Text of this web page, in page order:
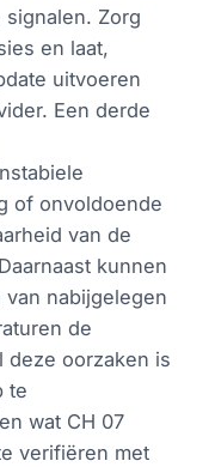
Zorg
en laat,
uitvoeren
Een derde
of onvoldoende
van de
kunnen
nabijgelegen
de
deze oorzaken is
te
wat CH 07
verifiëren met